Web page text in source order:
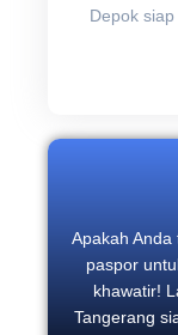
Depok
Apakah
paspor
khawatir!
Tangerang